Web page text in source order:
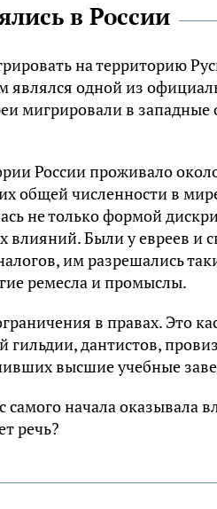
в России
на территорию
являлся одной из
мигрировали в
России проживало
общей численности в
не только формой
влияний. Были у евреев и
им разрешались
ремесла и промыслы.
в правах. Это
гильдии, дантистов,
высшие учебные
самого начала оказывала
речь?